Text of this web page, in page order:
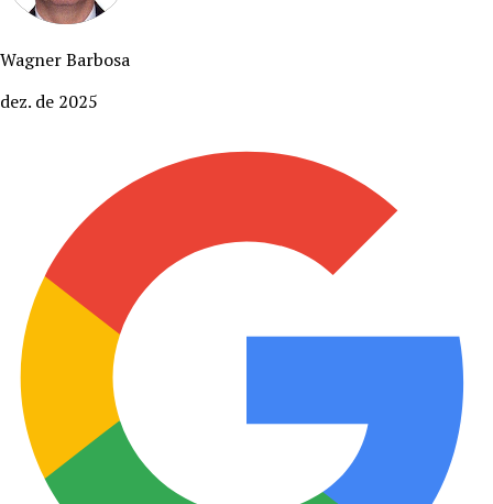
Wagner Barbosa
dez. de 2025